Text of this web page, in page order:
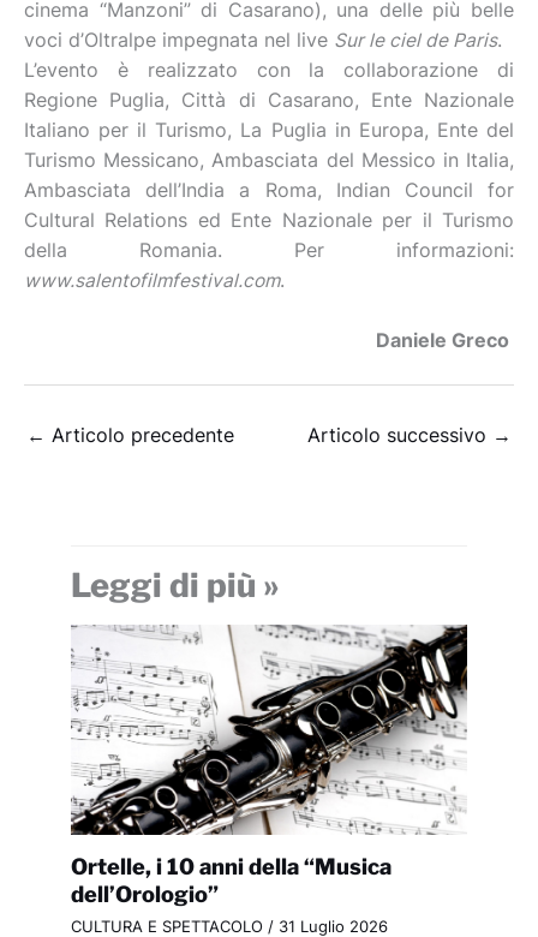
cinema “Manzoni” di Casarano), una delle più belle
voci d’Oltralpe impegnata nel live Sur le ciel de Paris.
L’evento è realizzato con la collaborazione di
Regione Puglia, Città di Casarano, Ente Nazionale
Italiano per il Turismo, La Puglia in Europa, Ente del
Turismo Messicano, Ambasciata del Messico in Italia,
Ambasciata dell’India a Roma, Indian Council for
Cultural Relations ed Ente Nazionale per il Turismo
della Romania. Per informazioni:
www.salentofilmfestival.com.
Daniele Greco
← Articolo precedente Articolo successivo →
Leggi di più »
Ortelle, i 10 anni della “Musica
dell’Orologio”
CULTURA E SPETTACOLO / 31 Luglio 2026